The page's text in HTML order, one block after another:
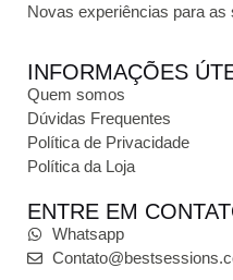
Novas experiências para as
INFORMAÇÕES
Quem somos
Dúvidas Frequentes
Política de Privacidade
Política da Loja
ENTRE EM
Whatsapp